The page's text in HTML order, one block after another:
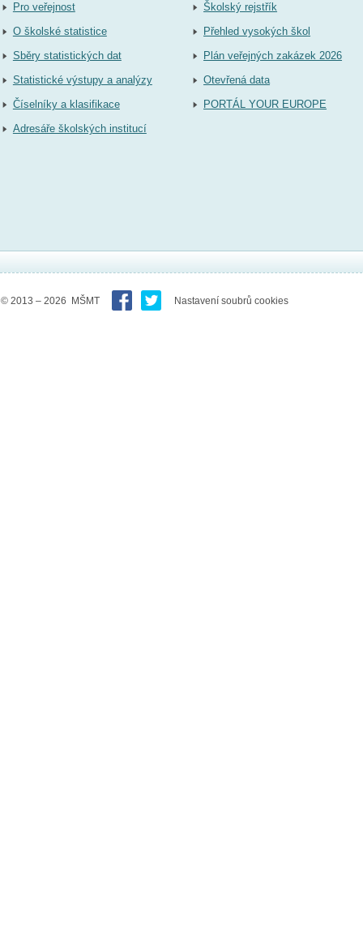
Pro veřejnost
O školské statistice
Sběry statistických dat
Statistické výstupy a analýzy
Číselníky a klasifikace
Adresáře školských institucí
Školský rejstřík
Přehled vysokých škol
Plán veřejných zakázek 2026
Otevřená data
PORTÁL YOUR EUROPE
© 2013 – 2026 MŠMT Nastavení soubrů cookies